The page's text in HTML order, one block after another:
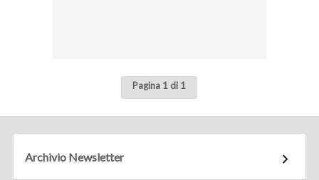
Pagina 1 di 1
Archivio Newsletter